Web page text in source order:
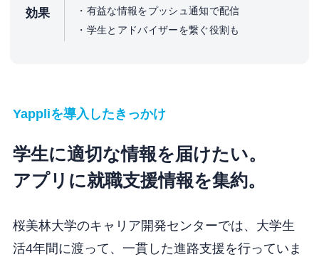
効果
有益な情報をプッシュ通知で配信
学生とアドバイザーを繋ぐ役割も
Yappliを導入したきっかけ
学生に適切な情報を届けたい。
アプリに就職支援情報を集約。
桜美林大学のキャリア開発センターでは、大学生
活4年間に渡って、一貫した進路支援を行っていま